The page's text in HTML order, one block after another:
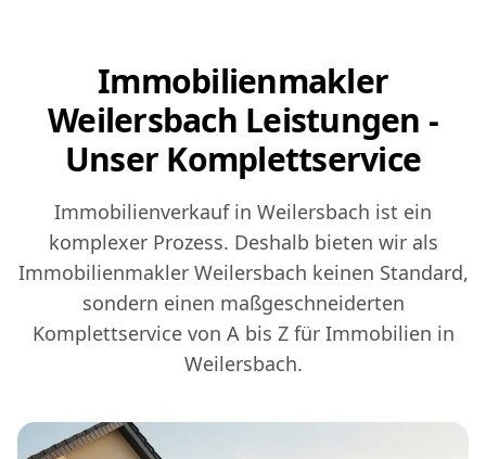
Immobilienmakler
Weilersbach Leistungen -
Unser Komplettservice
Immobilienverkauf in Weilersbach ist ein
komplexer Prozess. Deshalb bieten wir als
Immobilienmakler Weilersbach keinen Standard,
sondern einen maßgeschneiderten
Komplettservice von A bis Z für Immobilien in
Weilersbach.